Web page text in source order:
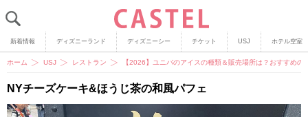
新着情報 ディズニーランド ディズニーシー チケット USJ ホテル空室
ホーム USJ レストラン 【2026】ユニバのアイスの種類＆販売場所は？おすすめ
NYチーズケーキ&ほうじ茶の和風パフェ